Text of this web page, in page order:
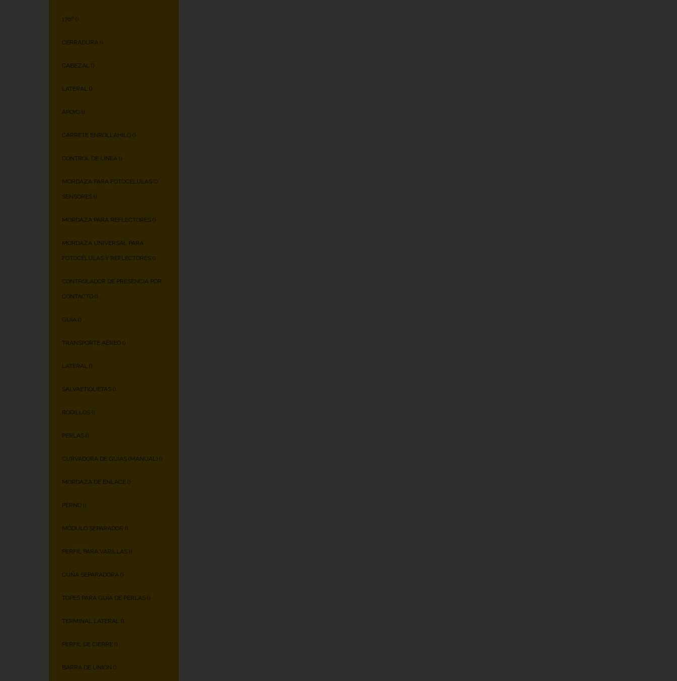
170º ()
CERRADURA ()
CABEZAL ()
LATERAL ()
APOYO ()
CARRETE ENROLLAHILO ()
CONTROL DE LÍNEA ()
MORDAZA PARA FOTOCÉLULAS O
SENSORES ()
MORDAZA PARA REFLECTORES ()
MORDAZA UNIVERSAL PARA
FOTOCÉLULAS Y REFLECTORES ()
CONTROLADOR DE PRESENCIA POR
CONTACTO ()
GUÍA ()
TRANSPORTE AÉREO ()
LATERAL ()
SALVAETIQUETAS ()
RODILLOS ()
PERLAS ()
CURVADORA DE GUÍAS (MANUAL) ()
MORDAZA DE ENLACE ()
PERNO ()
MÓDULO SEPARADOR ()
PERFIL PARA VARILLAS ()
CUÑA SEPARADORA ()
TOPES PARA GUÍA DE PERLAS ()
TERMINAL LATERAL ()
PERFIL DE CIERRE ()
BARRA DE UNIÓN ()